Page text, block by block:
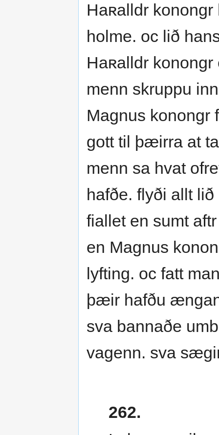
Haʀalldr
holme. oc lið
Haʀalldr
menn skruppu
Magnus konongr
gott til þæirra at
menn sa hvat
hafðe. flyði allt
fiallet en sumt
en Magnus
lyfting. oc fatt
þæir hafðu
sva bannaðe
vagenn. sva
262.